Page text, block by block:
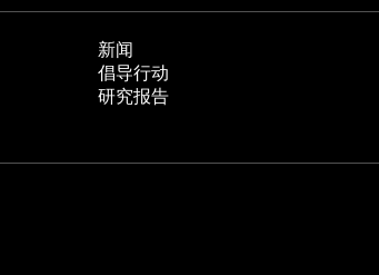
新闻
倡导行动
研究报告